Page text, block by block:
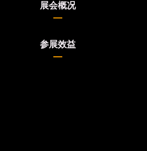
展会概况
参展效益